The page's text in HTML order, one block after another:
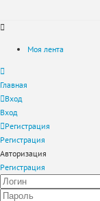
Моя лента
Главная
Вход
Вход
Регистрация
Регистрация
Авторизация
Регистрация